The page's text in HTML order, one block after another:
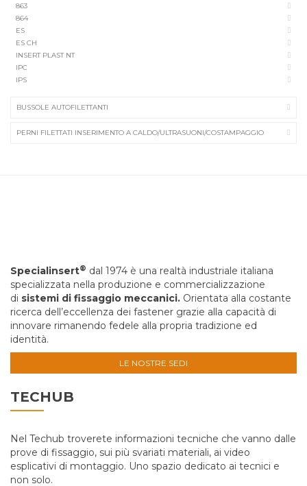
863
864
ES
ES CH
INSERT PLAST NT
IPC
IPS
BUSSOLE AUTOFILETTANTI
PERNI FILETTATI INSERIMENTO A CALDO/ULTRASUONI/COSTAMPAGGIO
Specialinsert® dal 1974 è una realtà industriale italiana
specializzata nella produzione e commercializzazione
di sistemi di fissaggio meccanici. Orientata alla costante
ricerca dell’eccellenza dei fastener grazie alla capacità di
innovare rimanendo fedele alla propria tradizione ed
identità.
LE NOSTRE SEDI
TECHUB
Nel Techub troverete informazioni tecniche che vanno dalle
prove di fissaggio, sui più svariati materiali, ai video
esplicativi di montaggio. Uno spazio dedicato ai tecnici e
non solo.